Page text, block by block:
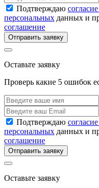
Подтверждаю
персональных данных и
соглашение
Отправить заявку
Оставьте заявку
Проверь какие 5 ошибок
Подтверждаю
персональных данных и
соглашение
Отправить заявку
Оставьте заявку